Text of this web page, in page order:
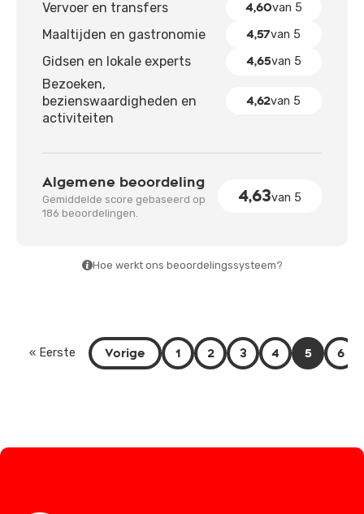
Vervoer en transfers 4,60van 5
Maaltijden en gastronomie 4,57van 5
Gidsen en lokale experts 4,65van 5
Bezoeken,
bezienswaardigheden en
activiteiten
4,62van 5
Algemene beoordeling
Gemiddelde score gebaseerd op
186 beoordelingen.
4,63van 5
Hoe werkt ons beoordelingssysteem?
« Eerste Vorige 1 2 3 4 5 6